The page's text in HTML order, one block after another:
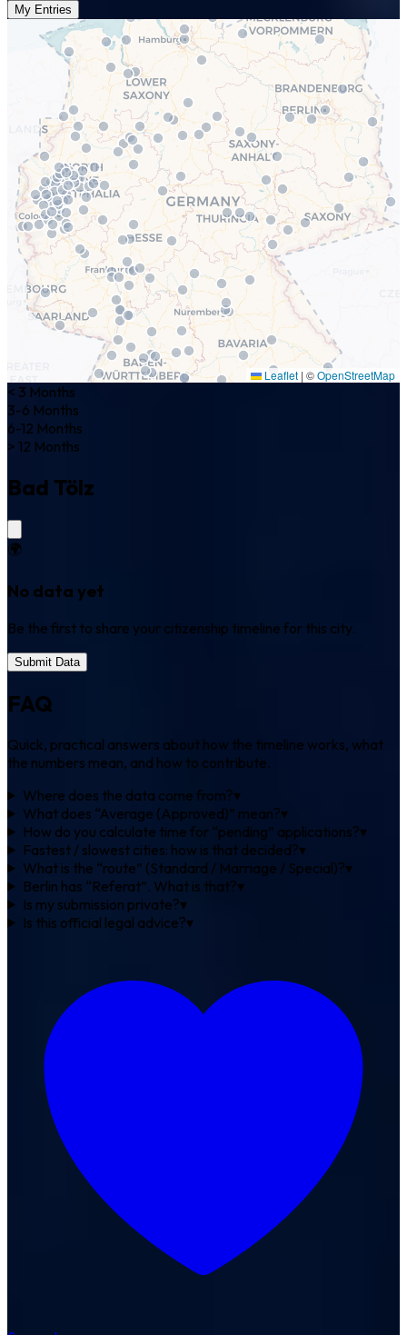
My Entries
Leaflet | ©OpenStreetMap
< 3 Months
3-6 Months
6-12 Months
> 12 Months
Bad Tölz
🌍
No data yet
Be the first to share your citizenship timeline for this city.
Submit Data
FAQ
Quick, practical answers about how the timeline works, what
the numbers mean, and how to contribute.
Where does the data come from?▾
What does “Average (Approved)” mean?▾
How do you calculate time for “pending” applications?▾
Fastest / slowest cities: how is that decided?▾
What is the “route” (Standard / Marriage / Special)?▾
Berlin has “Referat”. What is that?▾
Is my submission private?▾
Is this official legal advice?▾